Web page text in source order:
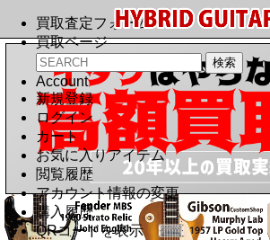
買取査定フォーム
買取ページ
Account
新規登録
ログイン
カート
お気に入りアイテム
閲覧履歴
アカウント情報の変更
購入履歴
QRコードを表示